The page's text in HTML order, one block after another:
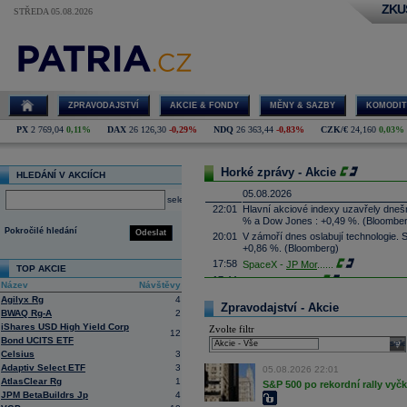
STŘEDA 05.08.2026
ZPRAVODAJSTVÍ AKCIE & FONDY MĚNY & SAZBY
PX 2 769,04 0,11% DAX 26 126,30 -0,29% NDQ 26 363,44 -0,83% CZK/€ 24,160 0,03%
HLEDÁNÍ V AKCIÍCH
select
Odeslat
Pokročilé hledání
TOP AKCIE
Název
Návštěvy
Agilyx Rg
4
BWAQ Rg-A
2
iShares USD High Yield Corp
Bond UCITS ETF
12
Celsius
3
Adaptiv Select ETF
3
AtlasClear Rg
1
JPM BetaBuildrs Jp
4
Horké zprávy - Akcie
05.08.2026
22:01
Hlavní akciové indexy uzavřely
% a Dow Jones : +0,49 %.
20:01
V zámoří dnes oslabují technologie.
+0,86 %. (Bloomberg)
17:58 SpaceX - JP Mor......
17:44 Palantir Techno...
17:16 Booking.com - T...
17:08 CSG získala podíl v kanadské
systémy, technologie protivzdušné
výši podílu ale nesdělila. Cílem
prosadit je zejména na trzích
16:45
Arista Networks...
16:27
AMD-
Zpravodajství - Akcie
Zvolte filtr
05.08.2026 22:01
S&P 500 po rekordní rally